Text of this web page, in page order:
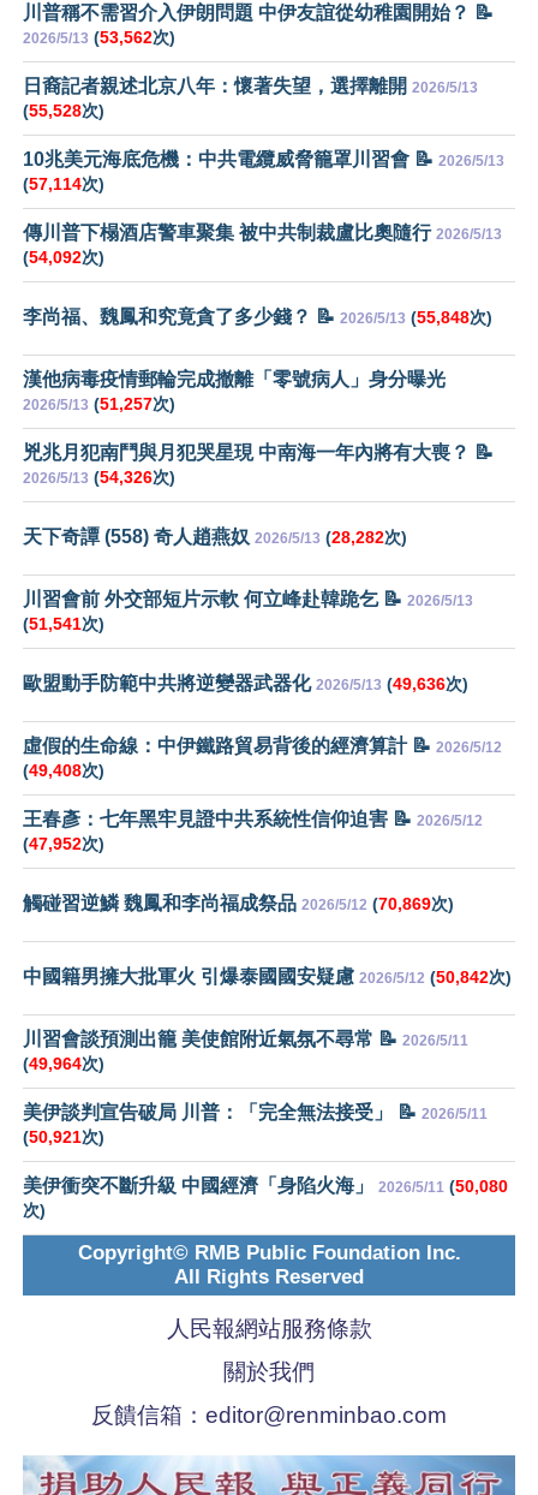
川普稱不需習介入伊朗問題 中伊友誼從幼稚園開始？ 📝
2026/5/13 (53,562次)
日裔記者親述北京八年：懷著失望，選擇離開 2026/5/13
(55,528次)
10兆美元海底危機：中共電纜威脅籠罩川習會 📝 2026/5/13
(57,114次)
傳川普下榻酒店警車聚集 被中共制裁盧比奧隨行 2026/5/13
(54,092次)
李尚福、魏鳳和究竟貪了多少錢？ 📝 2026/5/13 (55,848次)
漢他病毒疫情郵輪完成撤離「零號病人」身分曝光
2026/5/13 (51,257次)
兇兆月犯南鬥與月犯哭星現 中南海一年內將有大喪？ 📝
2026/5/13 (54,326次)
天下奇譚 (558) 奇人趙燕奴 2026/5/13 (28,282次)
川習會前 外交部短片示軟 何立峰赴韓跪乞 📝 2026/5/13
(51,541次)
歐盟動手防範中共將逆變器武器化 2026/5/13 (49,636次)
虛假的生命線：中伊鐵路貿易背後的經濟算計 📝 2026/5/12
(49,408次)
王春彥：七年黑牢見證中共系統性信仰迫害 📝 2026/5/12
(47,952次)
觸碰習逆鱗 魏鳳和李尚福成祭品 2026/5/12 (70,869次)
中國籍男擁大批軍火 引爆泰國國安疑慮 2026/5/12 (50,842次)
川習會談預測出籠 美使館附近氣氛不尋常 📝 2026/5/11
(49,964次)
美伊談判宣告破局 川普：「完全無法接受」 📝 2026/5/11
(50,921次)
美伊衝突不斷升級 中國經濟「身陷火海」 2026/5/11 (50,080
次)
Copyright© RMB Public Foundation Inc.
All Rights Reserved
人民報網站服務條款
關於我們
反饋信箱： editor@renminbao.com